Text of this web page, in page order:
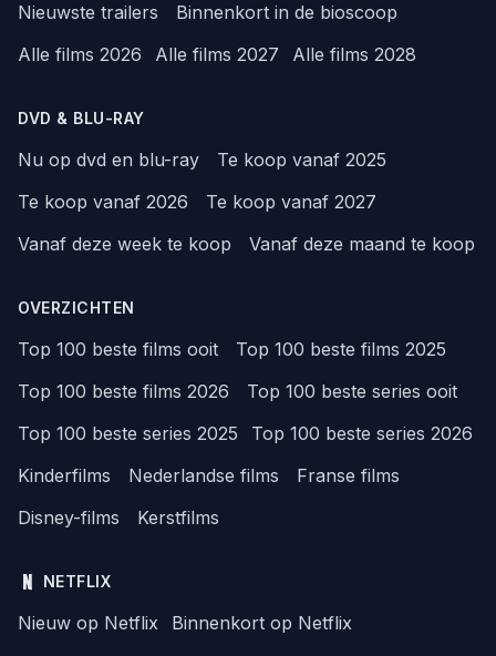
Nieuwste trailers
Binnenkort in de bioscoop
Alle films 2026
Alle films 2027 Alle films 2028
DVD & BLU-RAY
Nu op dvd en blu-ray
Te koop vanaf 2025
Te koop vanaf 2026
Te koop vanaf 2027
Vanaf deze week te koop
Vanaf deze maand te koop
OVERZICHTEN
Top 100 beste films ooit
Top 100 beste films 2025
Top 100 beste films 2026
Top 100 beste series ooit
Top 100 beste series 2025
Top 100 beste series 2026
Kinderfilms
Nederlandse films
Franse films
Disney-films
Kerstfilms
NETFLIX
Nieuw op Netflix
Binnenkort op Netflix